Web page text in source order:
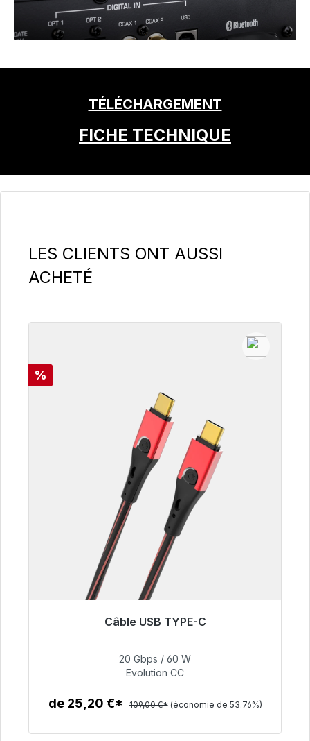
TÉLÉCHARGEMENT
FICHE TECHNIQUE
Ignorer la galerie de produits
LES CLIENTS ONT AUSSI
ACHETÉ
Réduction
%
Câble USB TYPE-C
50,40 €
20 Gbps / 60 W
Evolution CC
de 25,20 €* 109,00 €* (économie de 53.76%)